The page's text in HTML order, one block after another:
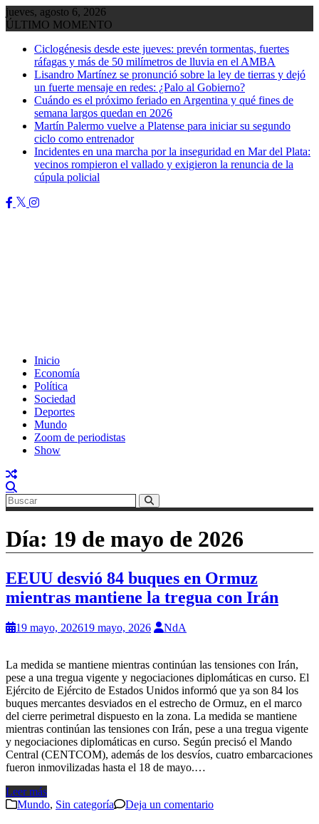
Saltar
al
jueves, agosto 6, 2026
ÚLTIMO MOMENTO
Ciclogénesis desde este jueves: prevén tormentas, fuertes
ráfagas y más de 50 milímetros de lluvia en el AMBA
Lisandro Martínez se pronunció sobre la ley de tierras y dejó
un fuerte mensaje en redes: ¿Palo al Gobierno?
Cuándo es el próximo feriado en Argentina y qué fines de
semana largos quedan en 2026
Martín Palermo vuelve a Platense para iniciar su segundo
ciclo como entrenador
Incidentes en una marcha por la inseguridad en Mar del Plata:
vecinos rompieron el vallado y exigieron la renuncia de la
cúpula policial
Inicio
Economía
Política
Sociedad
Deportes
Mundo
Zoom de periodistas
Show
Día: 19 de mayo de 2026
EEUU desvió 84 buques en Ormuz
mientras mantiene la tregua con Irán
19 mayo, 202619 mayo, 2026 NdA
La medida se mantiene mientras continúan las tensiones con Irán,
pese a una tregua vigente y negociaciones diplomáticas en curso. El
Ejército de Ejército de Estados Unidos informó que ya son 84 los
buques mercantes desviados en el estrecho de Ormuz, en el marco
del cierre perimetral dispuesto en la zona. La medida se mantiene
mientras continúan las tensiones con Irán, pese a una tregua vigente
y negociaciones diplomáticas en curso. Según precisó el Mando
Central (CENTCOM), además de los desvíos, cuatro embarcaciones
fueron inmovilizadas hasta el 18 de mayo.…
Leer más
Mundo, Sin categoría Deja un comentario